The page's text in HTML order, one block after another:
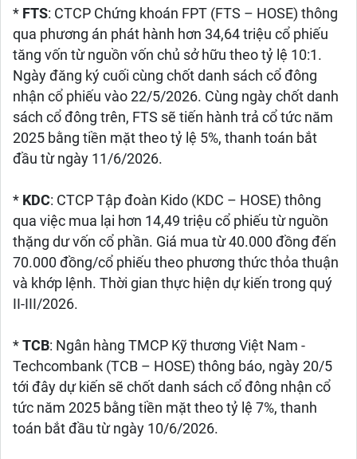
* FTS: CTCP Chứng khoán FPT (FTS – HOSE) thông
qua phương án phát hành hơn 34,64 triệu cổ phiếu
tăng vốn từ nguồn vốn chủ sở hữu theo tỷ lệ 10:1.
Ngày đăng ký cuối cùng chốt danh sách cổ đông
nhận cổ phiếu vào 22/5/2026. Cùng ngày chốt danh
sách cổ đông trên, FTS sẽ tiến hành trả cổ tức năm
2025 bằng tiền mặt theo tỷ lệ 5%, thanh toán bắt
đầu từ ngày 11/6/2026.
* KDC: CTCP Tập đoàn Kido (KDC – HOSE) thông
qua việc mua lại hơn 14,49 triệu cổ phiếu từ nguồn
thặng dư vốn cổ phần. Giá mua từ 40.000 đồng đến
70.000 đồng/cổ phiếu theo phương thức thỏa thuận
và khớp lệnh. Thời gian thực hiện dự kiến trong quý
II-III/2026.
* TCB: Ngân hàng TMCP Kỹ thương Việt Nam -
Techcombank (TCB – HOSE) thông báo, ngày 20/5
tới đây dự kiến sẽ chốt danh sách cổ đông nhận cổ
tức năm 2025 bằng tiền mặt theo tỷ lệ 7%, thanh
toán bắt đầu từ ngày 10/6/2026.